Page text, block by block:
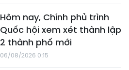
Hôm nay, Chính phủ trình
Quốc hội xem xét thành lập
2 thành phố mới
06/08/2026 0:15